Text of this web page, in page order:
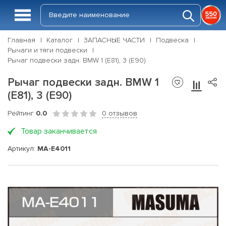
Главная Каталог ЗАПАСНЫЕ ЧАСТИ
Подвеска
Рычаги и тяги подвески
Рычаг подвески задн. BMW 1 (E81), 3 (E90)
Рычаг подвески задн. BMW 1
(E81), 3 (E90)
Рейтинг 0.0 0 отзывов
Товар заканчивается
Артикул: MA-E4011